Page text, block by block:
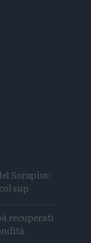
Sorapiss:
sup
recuperati